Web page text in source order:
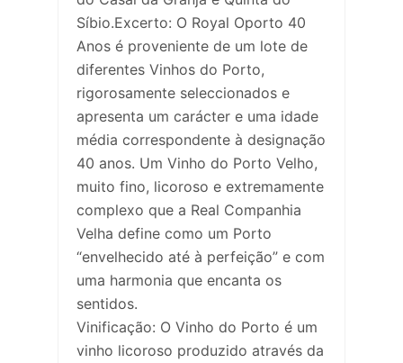
Síbio.Excerto: O Royal Oporto 40
Anos é proveniente de um lote de
diferentes Vinhos do Porto,
rigorosamente seleccionados e
apresenta um carácter e uma idade
média correspondente à designação
40 anos. Um Vinho do Porto Velho,
muito fino, licoroso e extremamente
complexo que a Real Companhia
Velha define como um Porto
“envelhecido até à perfeição” e com
uma harmonia que encanta os
sentidos.
Vinificação: O Vinho do Porto é um
vinho licoroso produzido através da